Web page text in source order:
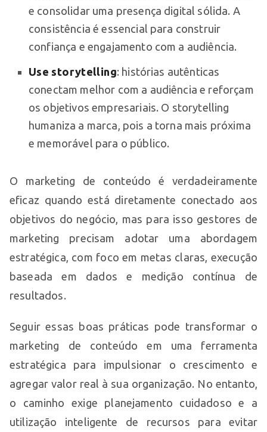
e consolidar uma presença digital sólida. A
consistência é essencial para construir
confiança e engajamento com a audiência.
Use storytelling: histórias autênticas
conectam melhor com a audiência e reforçam
os objetivos empresariais. O storytelling
humaniza a marca, pois a torna mais próxima
e memorável para o público.
O marketing de conteúdo é verdadeiramente
eficaz quando está diretamente conectado aos
objetivos do negócio, mas para isso gestores de
marketing precisam adotar uma abordagem
estratégica, com foco em metas claras, execução
baseada em dados e medição contínua de
resultados.
Seguir essas boas práticas pode transformar o
marketing de conteúdo em uma ferramenta
estratégica para impulsionar o crescimento e
agregar valor real à sua organização. No entanto,
o caminho exige planejamento cuidadoso e a
utilização inteligente de recursos para evitar